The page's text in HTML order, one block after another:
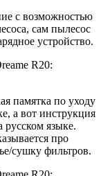
с возможностью
сам пылесос
устройство.
памятка по уходу
а вот инструкция
русском языке.
про
сушку фильтров.